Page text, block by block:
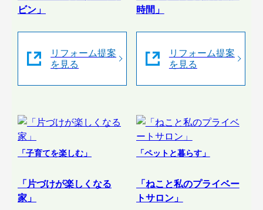
ビン」
リフォーム提案
を見る
時間」
リフォーム提案
を見る
「子育てを楽しむ」
「片づけが楽しくなる
家」
「ペットと暮らす」
「ねこと私のプライベー
トサロン」